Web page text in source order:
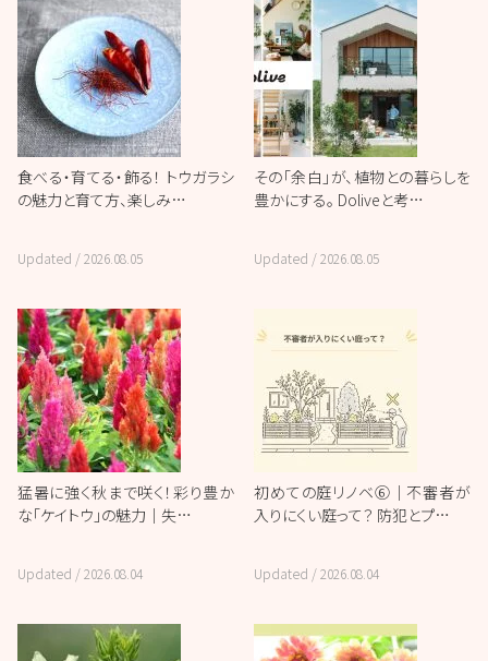
食べる・育てる・飾る！ トウガラシ
の魅力と育て方、楽しみ…
Updated /2026.08.05
その「余白」が、植物との暮らしを
豊かにする。 Doliveと考…
Updated /2026.08.05
猛暑に強く秋まで咲く！彩り豊か
な「ケイトウ」の魅力｜失…
Updated /2026.08.04
初めての庭リノベ⑥｜不審者が
入りにくい庭って？ 防犯とプ…
Updated /2026.08.04